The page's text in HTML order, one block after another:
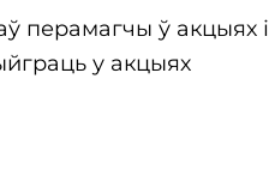
перамагчы ў акцыях і
у акцыях